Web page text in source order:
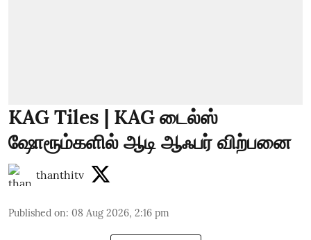
KAG Tiles | KAG டைல்ஸ்
ஷோரூம்களில் ஆடி ஆஃபர் விற்பனை
thanthitv
Published on: 08 Aug 2026, 2:16 pm